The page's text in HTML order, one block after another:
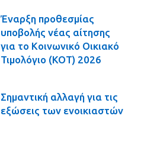
Έναρξη προθεσμίας
υποβολής νέας αίτησης
για το Κοινωνικό Οικιακό
Τιμολόγιο (ΚΟΤ) 2026
Σημαντική αλλαγή για τις
εξώσεις των ενοικιαστών